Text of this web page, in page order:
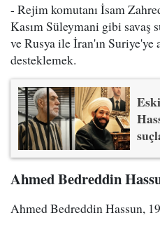
- Rejim komutanı İsam
Kasım Süleymani gibi savaş
ve Rusya ile İran'ın
desteklemek.
Ahmed Bedreddin
Ahmed Bedreddin Hassun,